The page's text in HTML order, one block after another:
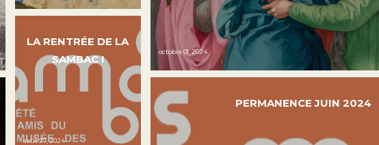
octobre 01, 2024
LA RENTRÉE DE LA
SAMBAC !
août 27, 2024
PERMANENCE JUIN 2024